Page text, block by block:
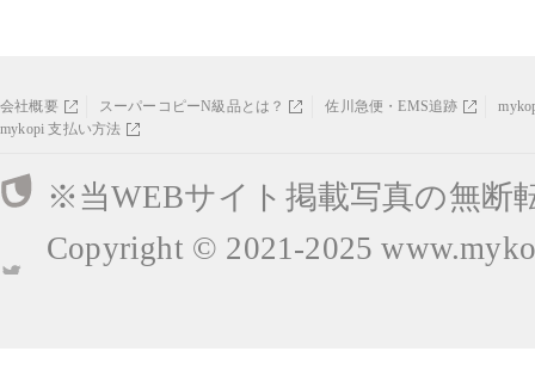
会社概要 スーパーコピーN級品とは？ 佐川急便・EMS追跡
mykopi 支払い方法
※当WEBサイト掲載写真の無断
Copyright © 2021-2025